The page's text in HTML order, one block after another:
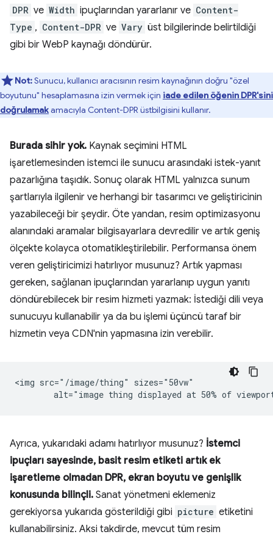
DPR ve Width ipuçlarından yararlanır ve Content-
Type , Content-DPR ve Vary üst bilgilerinde belirtildiği
gibi bir WebP kaynağı döndürür.
Not:Sunucu, kullanıcı aracısının resim kaynağının doğru "özel
boyutunu" hesaplamasına izin vermek için iade edilen öğenin DPR'sini
doğrulamakamacıyla Content-DPR üstbilgisini kullanır.
Burada sihir yok. Kaynak seçimini HTML
işaretlemesinden istemci ile sunucu arasındaki istek-yanıt
pazarlığına taşıdık. Sonuç olarak HTML yalnızca sunum
şartlarıyla ilgilenir ve herhangi bir tasarımcı ve geliştiricinin
yazabileceği bir şeydir. Öte yandan, resim optimizasyonu
alanındaki aramalar bilgisayarlara devredilir ve artık geniş
ölçekte kolayca otomatikleştirilebilir. Performansa önem
veren geliştiricimizi hatırlıyor musunuz? Artık yapması
gereken, sağlanan ipuçlarından yararlanıp uygun yanıtı
döndürebilecek bir resim hizmeti yazmak: İstediği dili veya
sunucuyu kullanabilir ya da bu işlemi üçüncü taraf bir
hizmetin veya CDN'nin yapmasına izin verebilir.
<img src="/image/thing" sizes="50vw"
Ayrıca, yukarıdaki adamı hatırlıyor musunuz? İstemci
ipuçları sayesinde, basit resim etiketi artık ek
işaretleme olmadan DPR, ekran boyutu ve genişlik
konusunda bilinçli. Sanat yönetmeni eklemeniz
gerekiyorsa yukarıda gösterildiği gibi picture etiketini
kullanabilirsiniz. Aksi takdirde, mevcut tüm resim